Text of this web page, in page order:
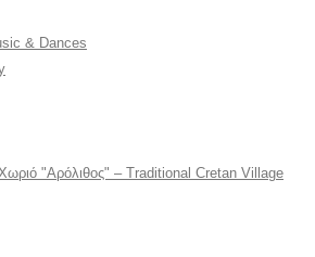
& Dances
"Αρόλιθος" – Traditional Cretan Village